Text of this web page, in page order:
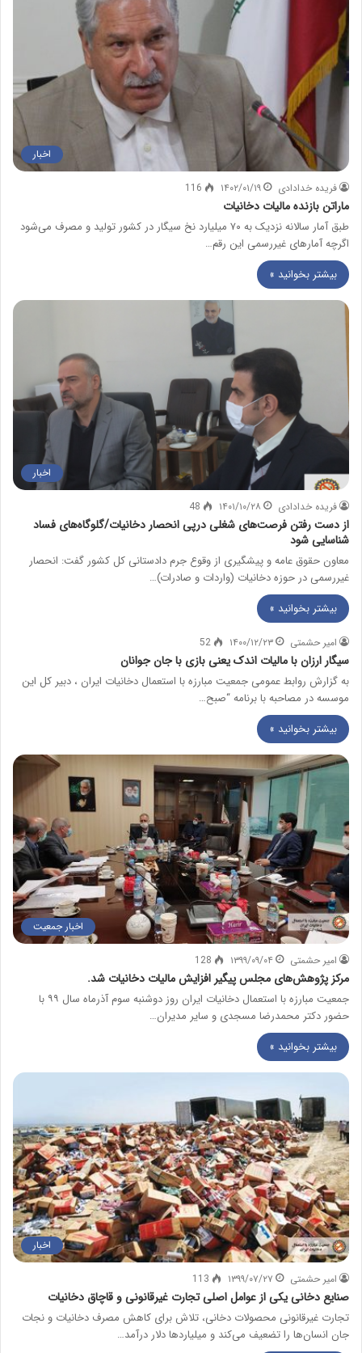
اخبار
فریده خدادادی ۱۴۰۲/۰۱/۱۹ 116
ماراتن بازنده مالیات دخانیات
طبق آمار سالانه نزدیک به ۷۰ میلیارد نخ سیگار در کشور تولید و مصرف می‌شود
اگرچه آمارهای غیررسمی این رقم…
بیشتر بخوانید »
اخبار
فریده خدادادی ۱۴۰۱/۱۰/۲۸ 48
از دست رفتن فرصت‌های شغلی درپی انحصار دخانیات/گلوگاه‌های فساد
شناسایی شود
معاون حقوق عامه و پیشگیری از وقوع جرم دادستانی کل کشور گفت: انحصار
غیررسمی در حوزه دخانیات (واردات و صادرات)…
بیشتر بخوانید »
امیر حشمتی ۱۴۰۰/۱۲/۲۳ 52
سیگار ارزان با مالیات اندک یعنی بازی با جان جوانان
به گزارش روابط عمومی جمعیت مبارزه با استعمال دخانیات ایران ، دبیر کل این
موسسه در مصاحبه با برنامه “صبح…
بیشتر بخوانید »
اخبار جمعیت
امیر حشمتی ۱۳۹۹/۰۹/۰۴ 128
مرکز پژوهش‌های مجلس پیگیر افزایش مالیات دخانیات شد.
جمعیت مبارزه با استعمال دخانیات ایران روز دوشنبه سوم آذرماه سال ۹۹ با
حضور دکتر محمدرضا مسجدی و سایر مدیران…
بیشتر بخوانید »
اخبار
امیر حشمتی ۱۳۹۹/۰۷/۲۷ 113
صنایع دخانی یکی از عوامل اصلی تجارت غیرقانونی و قاچاق دخانیات
تجارت غیرقانونی محصولات دخانی، تلاش برای کاهش مصرف دخانیات و نجات
جان انسان‌ها را تضعیف می‌کند و میلیاردها دلار درآمد…